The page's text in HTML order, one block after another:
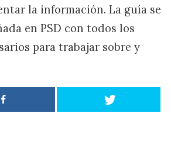
la información. La guía se
en PSD con todos los
para trabajar sobre y